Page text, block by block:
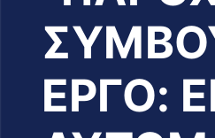
ΕΡΓΟ: